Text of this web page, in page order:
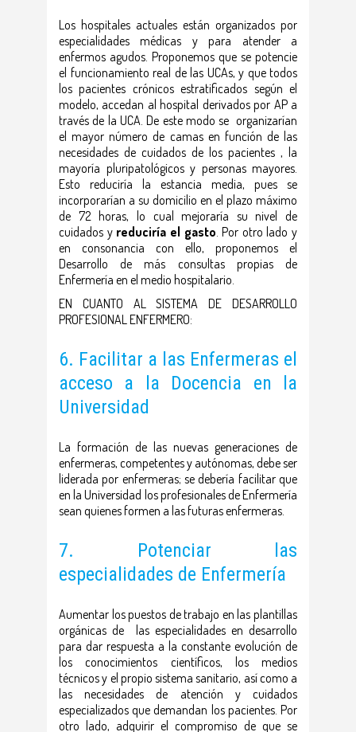
Los hospitales actuales están organizados por
especialidades médicas y para atender a
enfermos agudos. Proponemos que se potencie
el funcionamiento real de las UCAs, y que todos
los pacientes crónicos estratificados según el
modelo, accedan al hospital derivados por AP a
través de la UCA. De este modo se organizarían
el mayor número de camas en función de las
necesidades de cuidados de los pacientes , la
mayoría pluripatológicos y personas mayores.
Esto reduciría la estancia media, pues se
incorporarían a su domicilio en el plazo máximo
de 72 horas, lo cual mejoraría su nivel de
cuidados y reduciría el gasto. Por otro lado y
en consonancia con ello, proponemos el
Desarrollo de más consultas propias de
Enfermería en el medio hospitalario.
EN CUANTO AL SISTEMA DE DESARROLLO
PROFESIONAL ENFERMERO:
6. Facilitar a las Enfermeras el
acceso a la Docencia en la
Universidad
La formación de las nuevas generaciones de
enfermeras, competentes y autónomas, debe ser
liderada por enfermeras; se debería facilitar que
en la Universidad los profesionales de Enfermería
sean quienes formen a las futuras enfermeras.
7. Potenciar las
especialidades de Enfermería
Aumentar los puestos de trabajo en las plantillas
orgánicas de las especialidades en desarrollo
para dar respuesta a la constante evolución de
los conocimientos científicos, los medios
técnicos y el propio sistema sanitario, así como a
las necesidades de atención y cuidados
especializados que demandan los pacientes. Por
otro lado, adquirir el compromiso de que se